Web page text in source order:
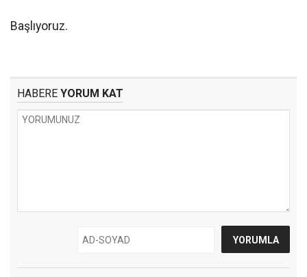
Başlıyoruz.
HABERE YORUM KAT